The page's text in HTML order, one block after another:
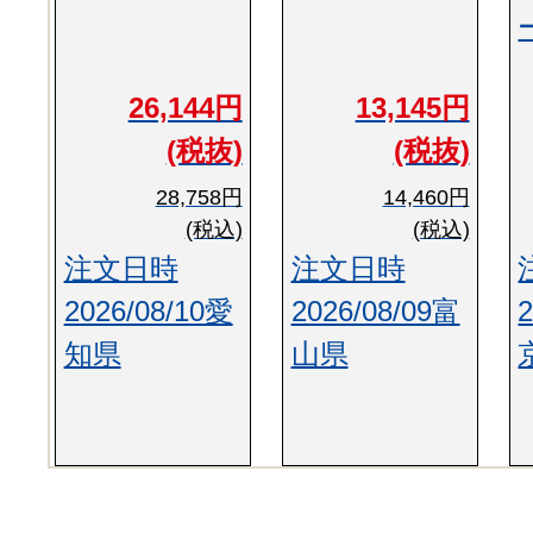
26,144円
(税抜)
28,758円
(税込)
注文日時
2026/08/10愛
知県
13,145円
(税抜)
14,460円
(税込)
注文日時
2026/08/09富
山県